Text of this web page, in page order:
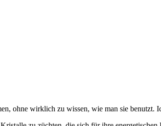
ohne wirklich zu wissen, wie man sie benutzt.